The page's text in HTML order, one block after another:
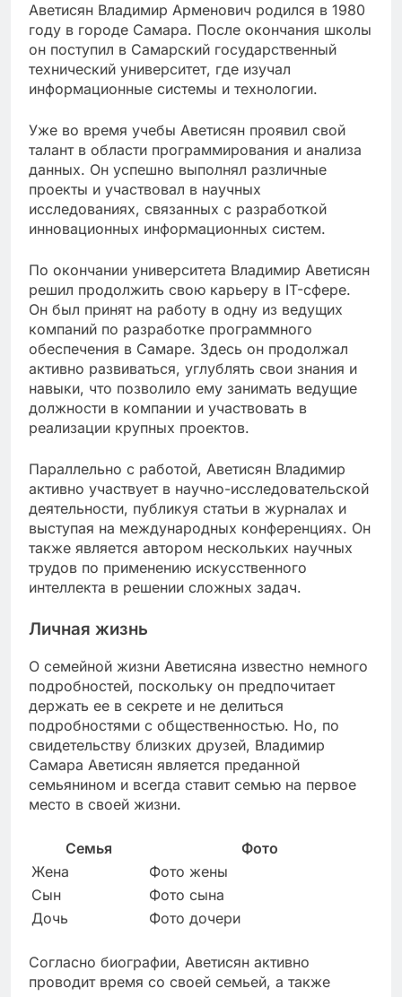
Аветисян Владимир Арменович родился в 1980
году в городе Самара. После окончания школы
он поступил в Самарский государственный
технический университет, где изучал
информационные системы и технологии.
Уже во время учебы Аветисян проявил свой
талант в области программирования и анализа
данных. Он успешно выполнял различные
проекты и участвовал в научных
исследованиях, связанных с разработкой
инновационных информационных систем.
По окончании университета Владимир Аветисян
решил продолжить свою карьеру в IT-сфере.
Он был принят на работу в одну из ведущих
компаний по разработке программного
обеспечения в Самаре. Здесь он продолжал
активно развиваться, углублять свои знания и
навыки, что позволило ему занимать ведущие
должности в компании и участвовать в
реализации крупных проектов.
Параллельно с работой, Аветисян Владимир
активно участвует в научно-исследовательской
деятельности, публикуя статьи в журналах и
выступая на международных конференциях. Он
также является автором нескольких научных
трудов по применению искусственного
интеллекта в решении сложных задач.
Личная жизнь
О семейной жизни Аветисяна известно немного
подробностей, поскольку он предпочитает
держать ее в секрете и не делиться
подробностями с общественностью. Но, по
свидетельству близких друзей, Владимир
Самара Аветисян является преданной
семьянином и всегда ставит семью на первое
место в своей жизни.
Семья
Фото
Жена
Фото жены
Сын
Фото сына
Дочь
Фото дочери
Согласно биографии, Аветисян активно
проводит время со своей семьей, а также